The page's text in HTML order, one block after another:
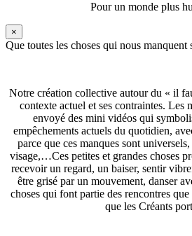
Pour un monde plus
×
Que toutes les choses qui nous
Notre création collective autour du « il
contexte actuel et ses contraintes. Les
envoyé des mini vidéos qui
empêchements actuels du quotidien,
parce que ces manques sont
visage,…Ces petites et grandes choses
recevoir un regard, un baiser, sentir
être grisé par un mouvement, danser
choses qui font partie des rencontres
que les Créants